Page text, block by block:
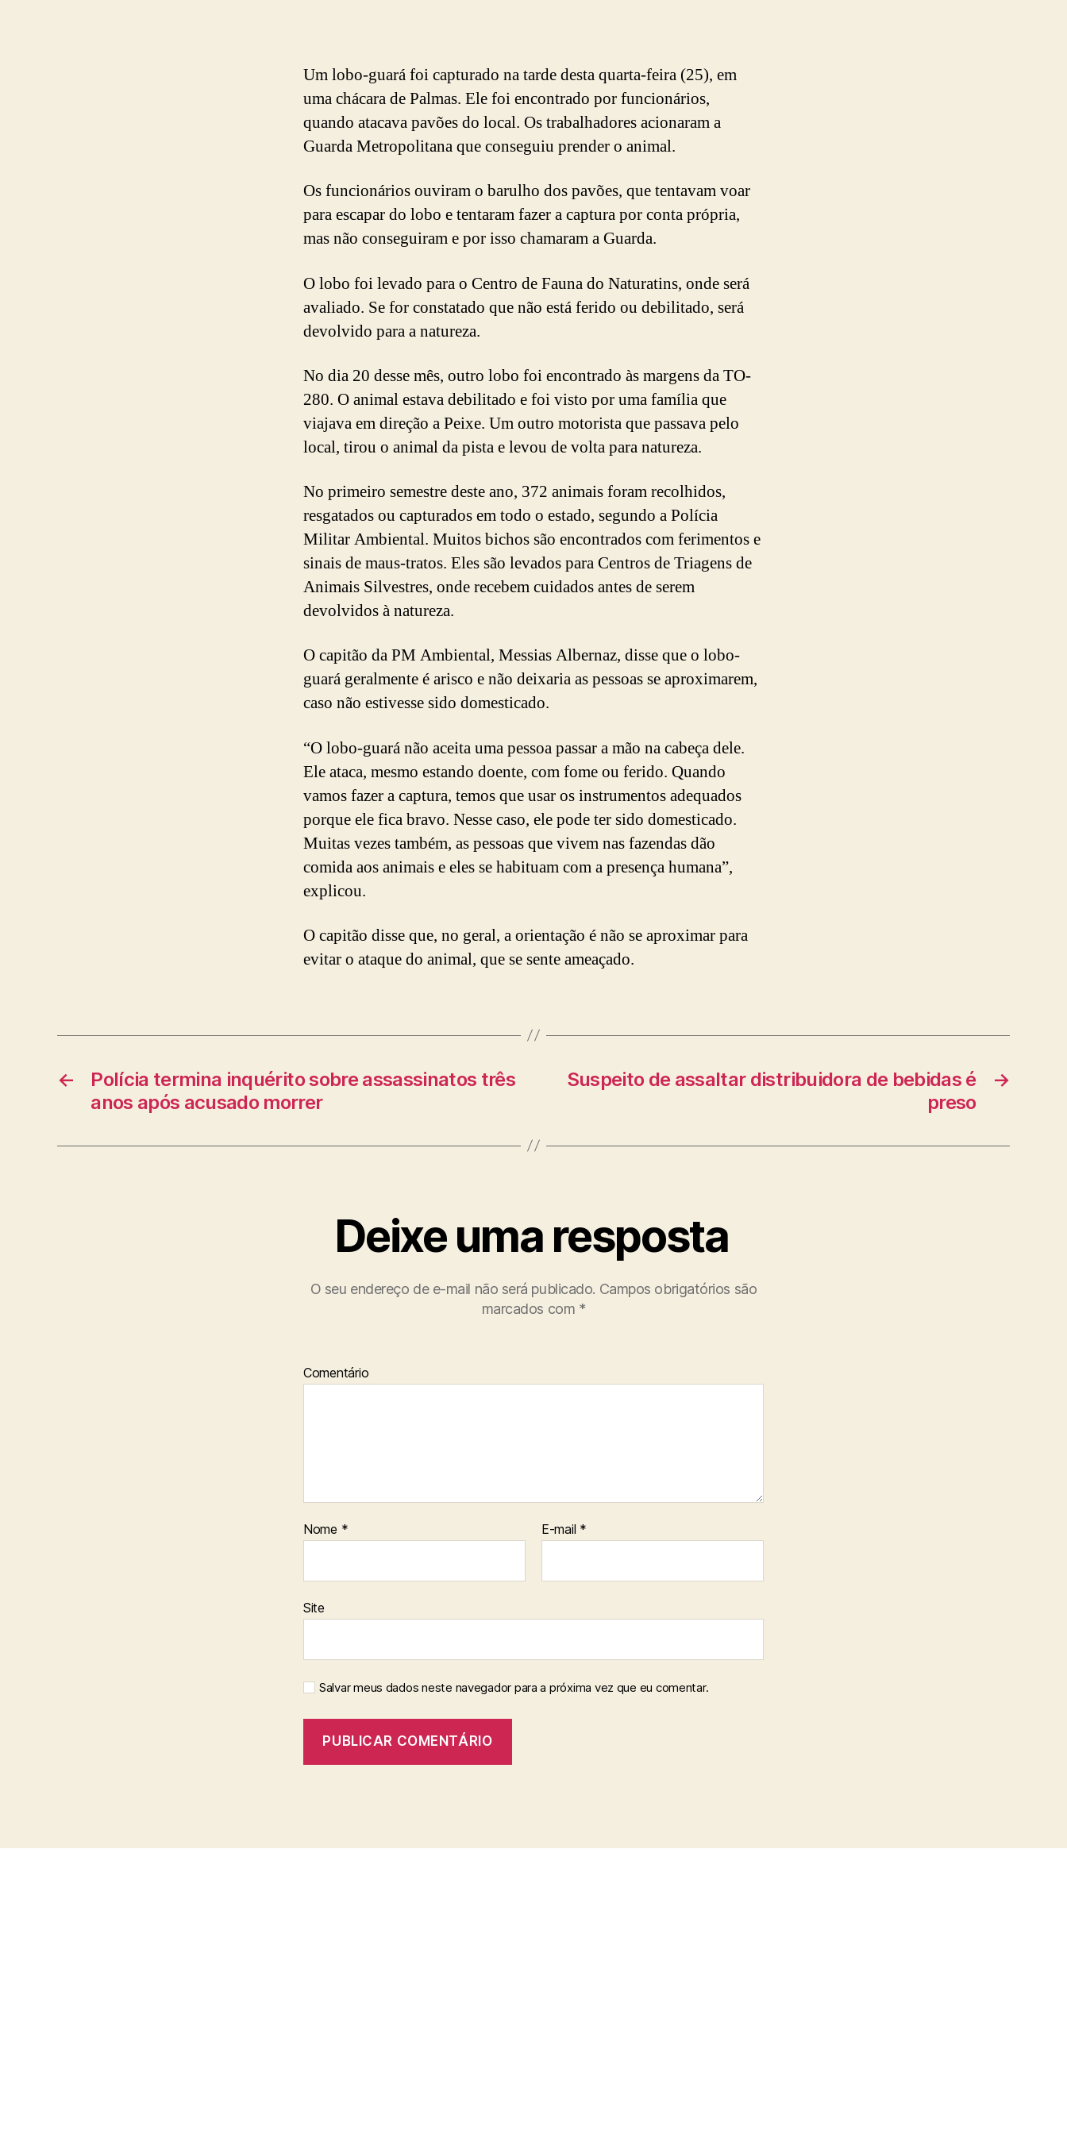
Um lobo-guará foi capturado na tarde desta quarta-feira (25), em
uma chácara de Palmas. Ele foi encontrado por funcionários,
quando atacava pavões do local. Os trabalhadores acionaram a
Guarda Metropolitana que conseguiu prender o animal.
Os funcionários ouviram o barulho dos pavões, que tentavam voar
para escapar do lobo e tentaram fazer a captura por conta própria,
mas não conseguiram e por isso chamaram a Guarda.
O lobo foi levado para o Centro de Fauna do Naturatins, onde será
avaliado. Se for constatado que não está ferido ou debilitado, será
devolvido para a natureza.
No dia 20 desse mês, outro lobo foi encontrado às margens da TO-
280. O animal estava debilitado e foi visto por uma família que
viajava em direção a Peixe. Um outro motorista que passava pelo
local, tirou o animal da pista e levou de volta para natureza.
No primeiro semestre deste ano, 372 animais foram recolhidos,
resgatados ou capturados em todo o estado, segundo a Polícia
Militar Ambiental. Muitos bichos são encontrados com ferimentos e
sinais de maus-tratos. Eles são levados para Centros de Triagens de
Animais Silvestres, onde recebem cuidados antes de serem
devolvidos à natureza.
O capitão da PM Ambiental, Messias Albernaz, disse que o lobo-
guará geralmente é arisco e não deixaria as pessoas se aproximarem,
caso não estivesse sido domesticado.
“O lobo-guará não aceita uma pessoa passar a mão na cabeça dele.
Ele ataca, mesmo estando doente, com fome ou ferido. Quando
vamos fazer a captura, temos que usar os instrumentos adequados
porque ele fica bravo. Nesse caso, ele pode ter sido domesticado.
Muitas vezes também, as pessoas que vivem nas fazendas dão
comida aos animais e eles se habituam com a presença humana”,
explicou.
O capitão disse que, no geral, a orientação é não se aproximar para
evitar o ataque do animal, que se sente ameaçado.
←
Polícia termina inquérito sobre assassinatos três
anos após acusado morrer
→
Suspeito de assaltar distribuidora de bebidas é
preso
Deixe uma resposta
O seu endereço de e-mail não será publicado. Campos obrigatórios são
marcados com *
Comentário
Nome * E-mail *
Site
Salvar meus dados neste navegador para a próxima vez que eu comentar.